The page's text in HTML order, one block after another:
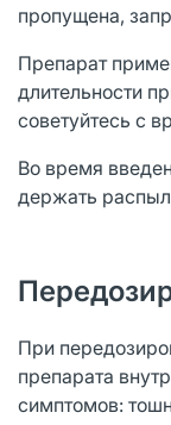
пропущена,
Препарат
длительности
советуйтесь с
Во время
держать
При
препарата
симптомов: